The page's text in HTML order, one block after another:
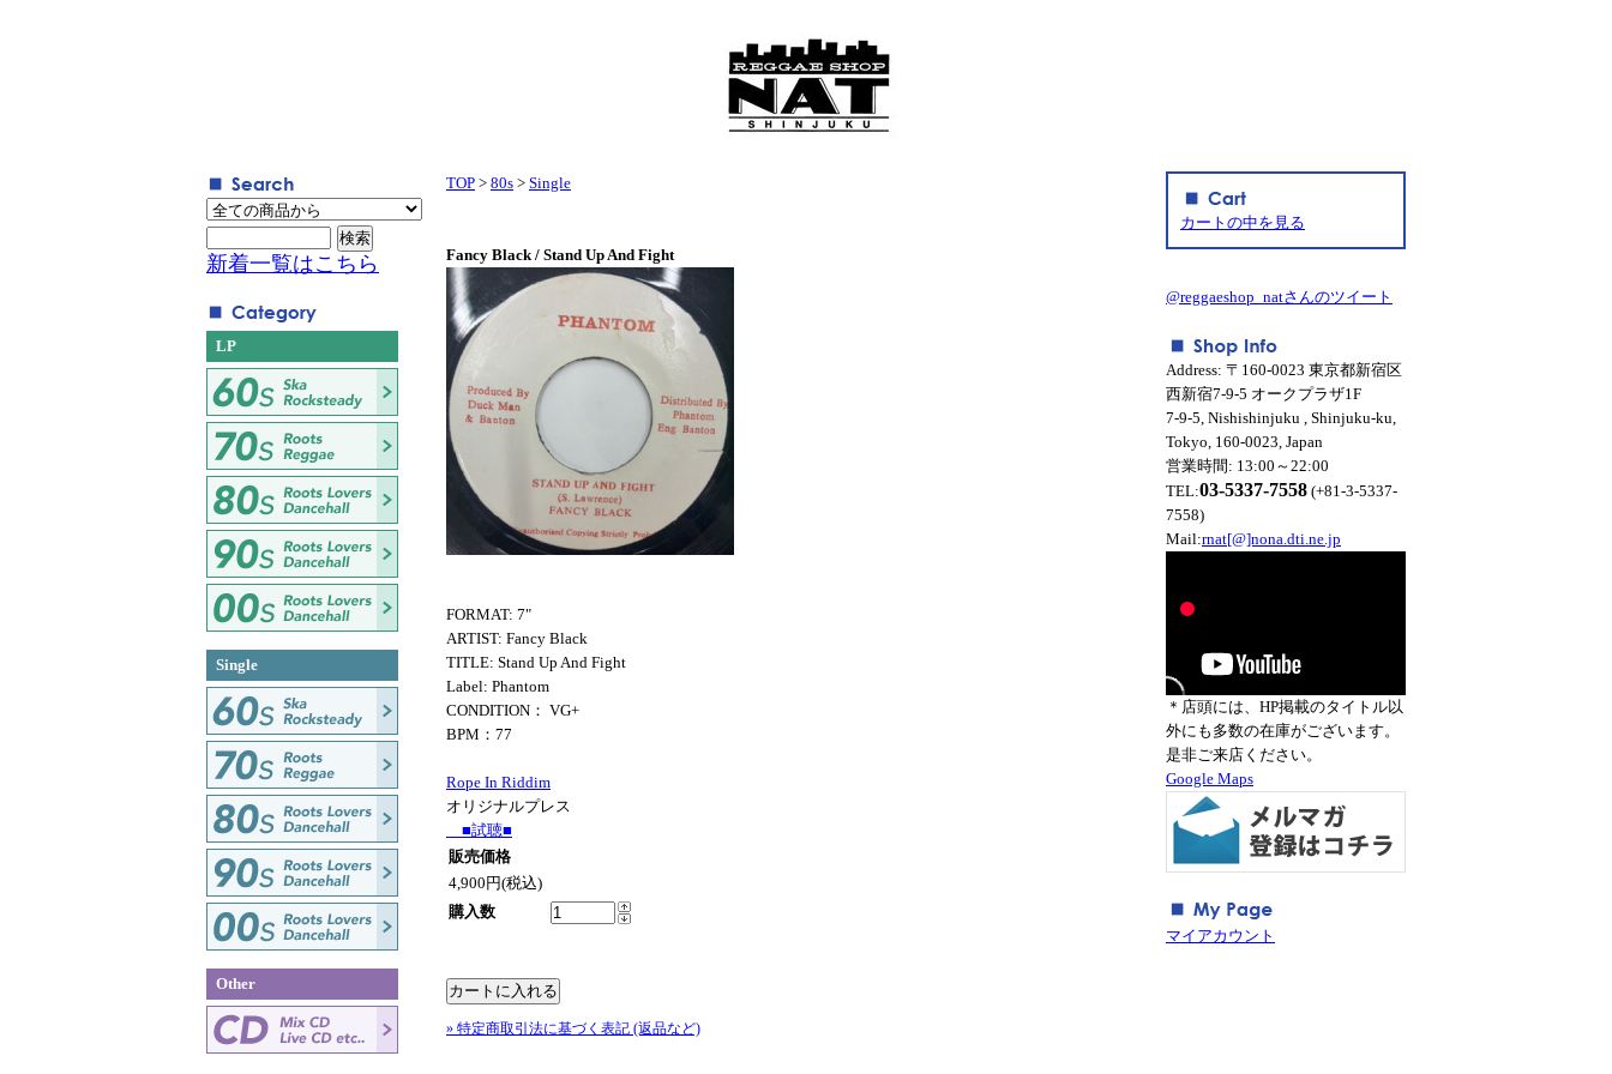
TOP > 80s > Single
Fancy Black / Stand Up And Fight
FORMAT: 7"
ARTIST: Fancy Black
TITLE: Stand Up And Fight
Label: Phantom
CONDITION： VG+
BPM：77
Rope In Riddim
オリジナルプレス
■試聴■
販売価格
4,900円(税込)
購入数
» 特定商取引法に基づく表記 (返品など)
新着一覧はこちら
LP
Single
Other
カートの中を見る
@reggaeshop_natさんのツイート
Address: 〒160-0023 東京都新宿区
西新宿7-9-5 オークプラザ1F
7-9-5, Nishishinjuku , Shinjuku-ku,
Tokyo, 160-0023, Japan
営業時間: 13:00～22:00
TEL:03-5337-7558 (+81-3-5337-
7558)
Mail:rnat[@]nona.dti.ne.jp
＊店頭には、HP掲載のタイトル以
外にも多数の在庫がございます。
是非ご来店ください。
Google Maps
マイアカウント